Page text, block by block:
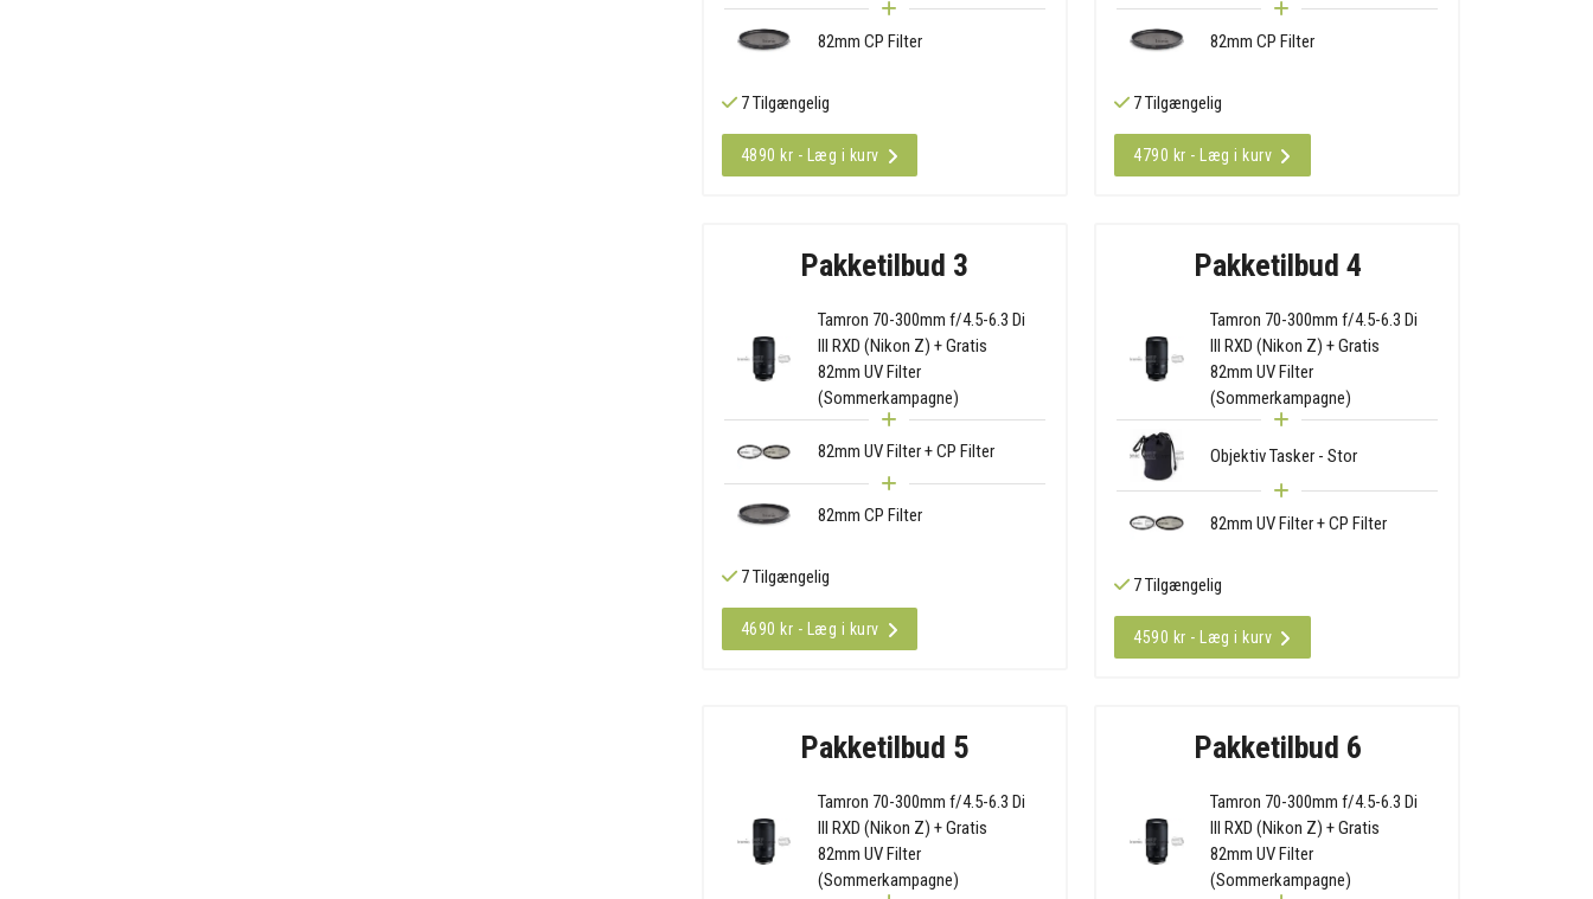
82mm CP Filter
7 Tilgængelig
4890 kr - Læg i kurv
82mm CP Filter
7 Tilgængelig
4790 kr - Læg i kurv
Pakketilbud 3
Tamron 70-300mm f/4.5-6.3 Di
III RXD (Nikon Z) + Gratis
82mm UV Filter
(Sommerkampagne)
82mm UV Filter + CP Filter
82mm CP Filter
7 Tilgængelig
4690 kr - Læg i kurv
Pakketilbud 4
Tamron 70-300mm f/4.5-6.3 Di
III RXD (Nikon Z) + Gratis
82mm UV Filter
(Sommerkampagne)
Objektiv Tasker - Stor
82mm UV Filter + CP Filter
7 Tilgængelig
4590 kr - Læg i kurv
Pakketilbud 5
Tamron 70-300mm f/4.5-6.3 Di
III RXD (Nikon Z) + Gratis
82mm UV Filter
(Sommerkampagne)
Pakketilbud 6
Tamron 70-300mm f/4.5-6.3 Di
III RXD (Nikon Z) + Gratis
82mm UV Filter
(Sommerkampagne)